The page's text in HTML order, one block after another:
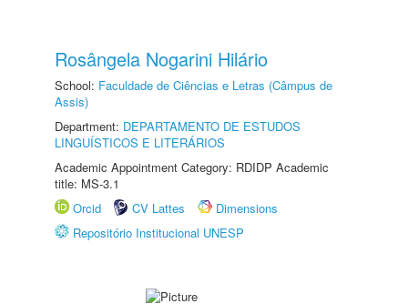
Rosângela Nogarini Hilário
School: Faculdade de Ciências e Letras (Câmpus de
Assis)
Department: DEPARTAMENTO DE ESTUDOS
LINGUÍSTICOS E LITERÁRIOS
Academic Appointment Category: RDIDP Academic
title: MS-3.1
Orcid
CV Lattes
Dimensions
Repositório Institucional UNESP